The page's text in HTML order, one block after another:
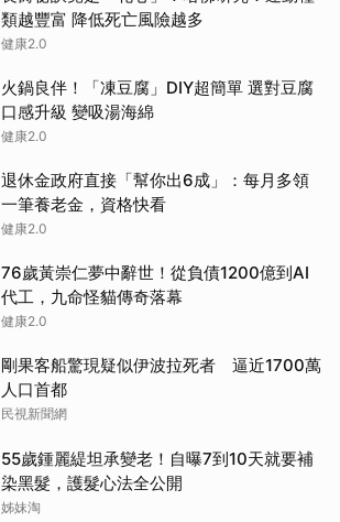
類越豐富 降低死亡風險越多
健康2.0
火鍋良伴！「凍豆腐」DIY超簡單 選對豆腐
口感升級 變吸湯海綿
健康2.0
退休金政府直接「幫你出6成」：每月多領
一筆養老金，資格快看
健康2.0
76歲黃崇仁夢中辭世！從負債1200億到AI
代工，九命怪貓傳奇落幕
健康2.0
剛果客船驚現疑似伊波拉死者 逼近1700萬
人口首都
民視新聞網
55歲鍾麗緹坦承變老！自曝7到10天就要補
染黑髮，護髮心法全公開
姊妹淘